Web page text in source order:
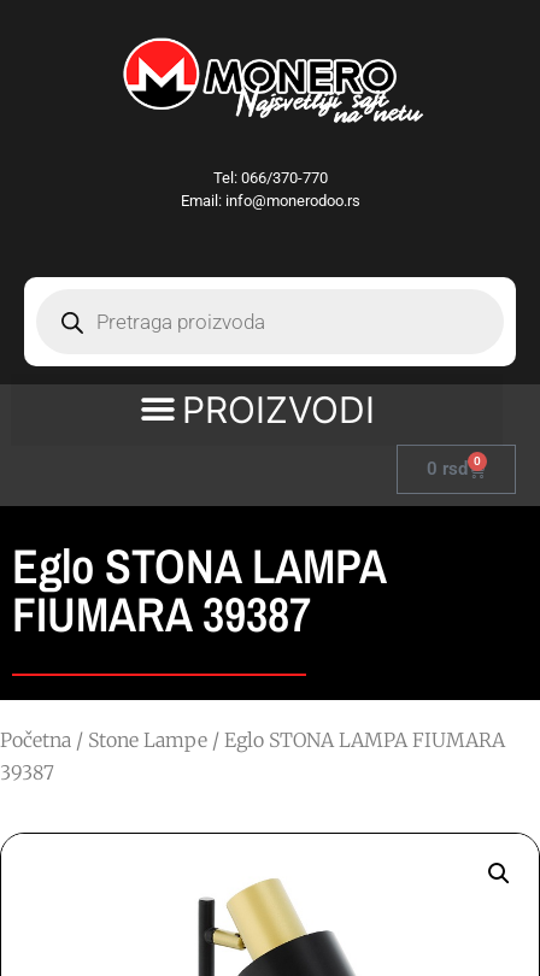
Tel: 066/370-770
Email: info@monerodoo.rs
0 rsd 0
Eglo STONA LAMPA
FIUMARA 39387
Početna / Stone Lampe / Eglo STONA LAMPA FIUMARA
39387